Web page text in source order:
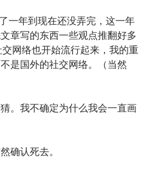
一年到现在还没弄完，这一年
章写的东西一些观点推翻好多
网络也开始流行起来，我的重
是国外的社交网络。（当然
。我不确定为什么我会一直画
确认死去。